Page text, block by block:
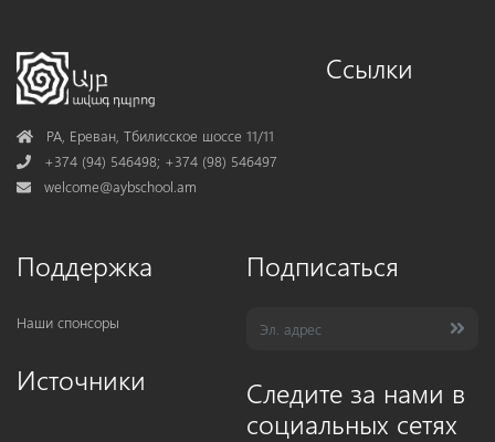
AddressРА, Ереван, Тбилисское шоссе 11/11
Phone+374 (94) 546498; +374 (98) 546497
Mail
welcome@aybschool.am
Ссылки
Поддержка
Наши спонсоры
Источники
Подписаться
Следите за нами в
социальных сетях